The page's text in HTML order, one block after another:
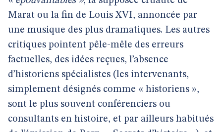
Marat ou la fin de Louis XVI, annoncée par
une musique des plus dramatiques. Les autres
critiques pointent pêle-mêle des erreurs
factuelles, des idées reçues, l’absence
d’historiens spécialistes (les intervenants,
simplement désignés comme « historiens »,
sont le plus souvent conférenciers ou
consultants en histoire, et par ailleurs habitués